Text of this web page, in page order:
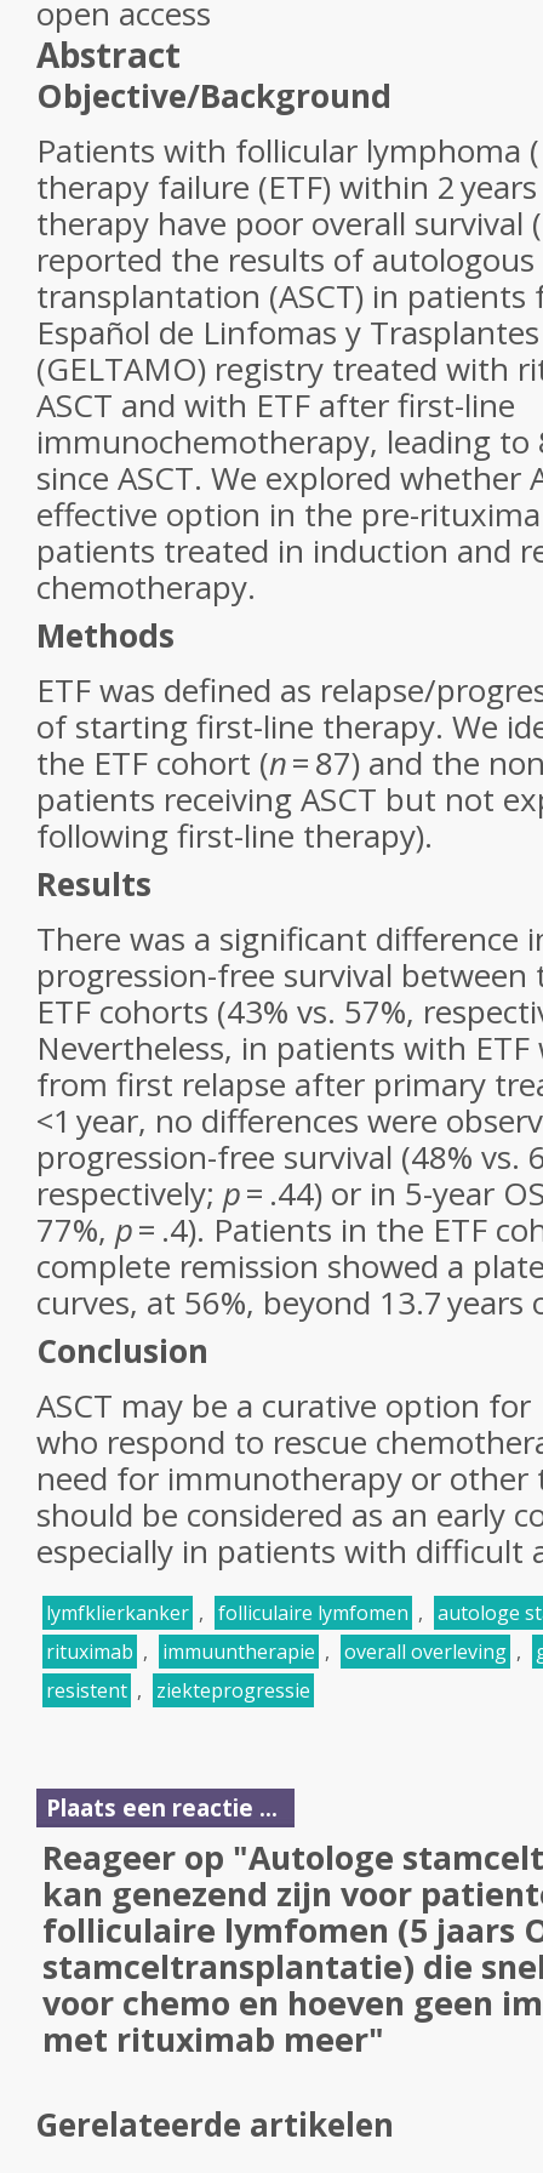
open access
Abstract
Objective/Background
Patients with follicular lymphoma
therapy failure (ETF) within 2
therapy have poor overall survival
reported the results of autologous
transplantation (ASCT) in
Español de Linfomas y
(GELTAMO) registry treated with
ASCT and with ETF after first-line
immunochemotherapy, leading to
since ASCT. We explored whether
effective option in the pre-
patients treated in induction and
chemotherapy.
Methods
ETF was defined as relapse/
of starting first-line therapy. We
the ETF cohort (n= 87) and the
patients receiving ASCT but not
following first-line therapy).
Results
There was a significant difference
progression-free survival between
ETF cohorts (43% vs. 57%,
Nevertheless, in patients with
from first relapse after primary
<1 year, no differences were
progression-free survival (48% vs.
respectively; p= .44) or in 5-year
77%, p= .4). Patients in the ETF
complete remission showed a
curves, at 56%, beyond 13.7
Conclusion
ASCT may be a curative option
who respond to rescue
need for immunotherapy or other
should be considered as an early
especially in patients with difficult
lymfklierkanker , folliculaire lymfomen , autologe
rituximab , immuuntherapie , overall overleving ,
resistent , ziekteprogressie
Plaats een reactie ...
Reageer op "Autologe
kan genezend zijn voor
folliculaire lymfomen (5 jaars
stamceltransplantatie) die
voor chemo en hoeven geen
met rituximab meer"
Gerelateerde artikelen